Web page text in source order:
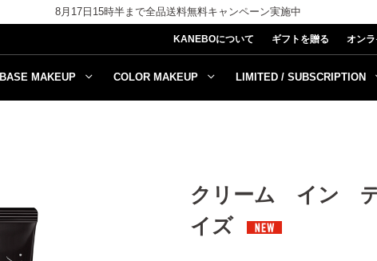
8月17日15時半まで全品送料無料キャンペーン実施中
KANEBOについて ギフトを贈る オン
BASE MAKEUP COLOR MAKEUP LIMITED / SUBSCRIPTION
クリーム イン
イズ